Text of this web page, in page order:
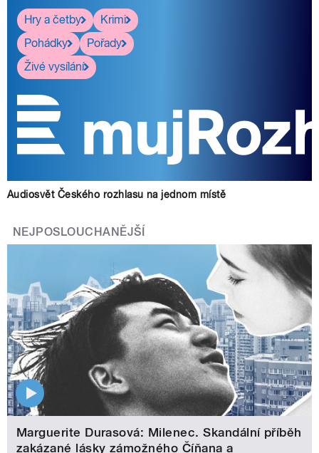
Hry a četby
Krimi
Pohádky
Pořady
Živé vysílání
Audiosvět Českého rozhlasu na jednom místě
NEJPOSLOUCHANĚJŠÍ
Marguerite Durasová: Milenec. Skandální příběh
zakázané lásky zámožného Číňana a